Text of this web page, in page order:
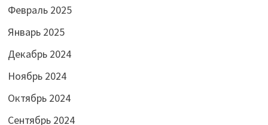
Февраль 2025
Январь 2025
Декабрь 2024
Ноябрь 2024
Октябрь 2024
Сентябрь 2024